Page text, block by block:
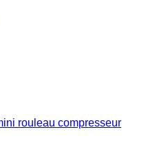
rouleau compresseur